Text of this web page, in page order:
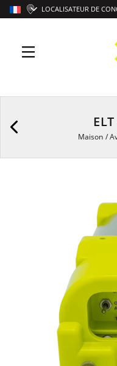
Maison /
LOCALISATEUR DE